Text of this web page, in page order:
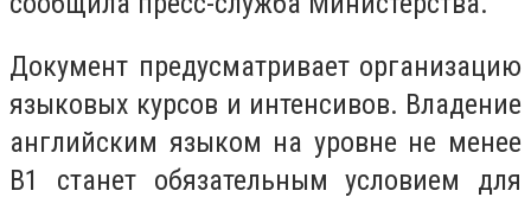
Документ предусматривает организацию
языковых курсов и интенсивов. Владение
английским языком на уровне не менее
В1 станет обязательным условием для